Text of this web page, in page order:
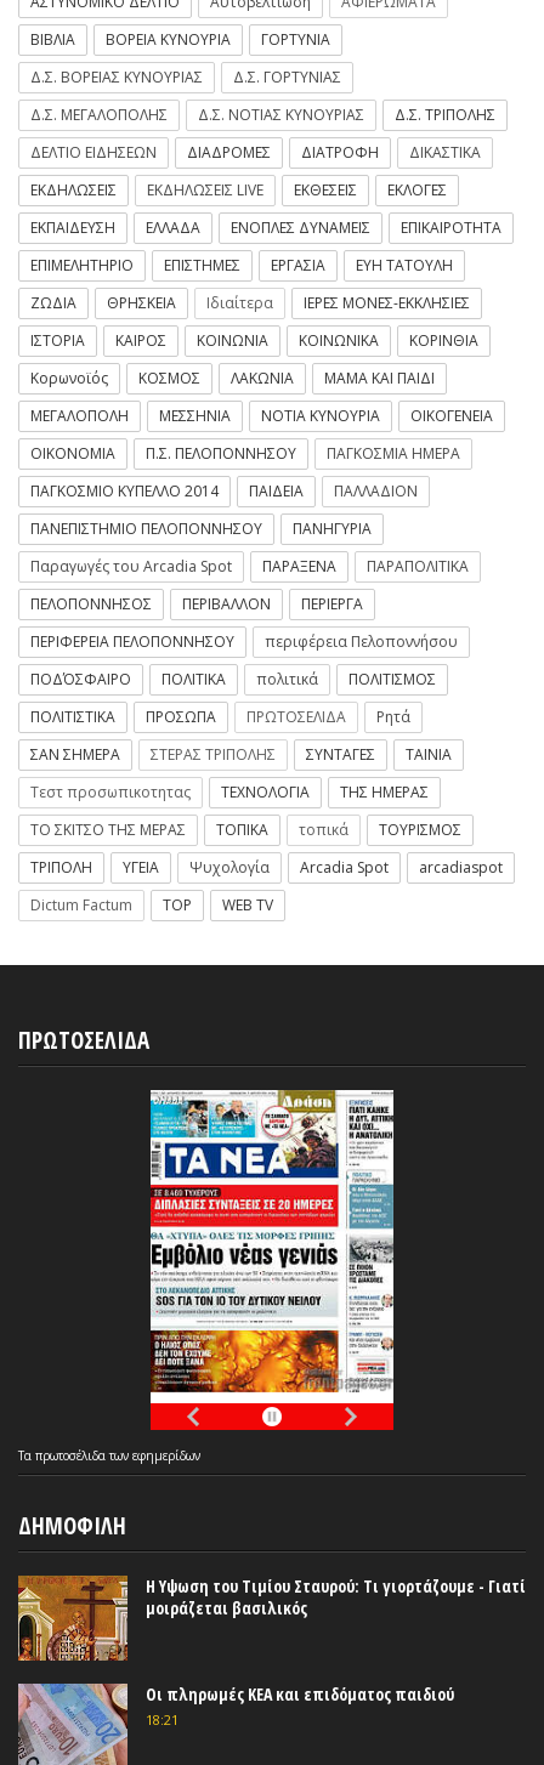
ΒΙΒΛΙΑ
ΒΟΡΕΙΑ ΚΥΝΟΥΡΙΑ
ΓΟΡΤΥΝΙΑ
Δ.Σ. ΒΟΡΕΙΑΣ ΚΥΝΟΥΡΙΑΣ
Δ.Σ. ΓΟΡΤΥΝΙΑΣ
Δ.Σ. ΜΕΓΑΛΟΠΟΛΗΣ
Δ.Σ. ΝΟΤΙΑΣ ΚΥΝΟΥΡΙΑΣ
Δ.Σ. ΤΡΙΠΟΛΗΣ
ΔΕΛΤΙΟ ΕΙΔΗΣΕΩΝ
ΔΙΑΔΡΟΜΕΣ ΔΙΑΤΡΟΦΗ
ΔΙΚΑΣΤΙΚΑ
ΕΚΔΗΛΩΣΕΙΣ
ΕΚΔΗΛΩΣΕΙΣ LIVE ΕΚΘΕΣΕΙΣ
ΕΚΛΟΓΕΣ
ΕΚΠΑΙΔΕΥΣΗ
ΕΛΛΑΔΑ ΕΝΟΠΛΕΣ ΔΥΝΑΜΕΙΣ
ΕΠΙΚΑΙΡΟΤΗΤΑ
ΕΠΙΜΕΛΗΤΗΡΙΟ
ΕΠΙΣΤΗΜΕΣ ΕΡΓΑΣΙΑ
ΕΥΗ ΤΑΤΟΥΛΗ
ΖΩΔΙΑ
ΘΡΗΣΚΕΙΑ Ιδιαίτερα
ΙΕΡΕΣ ΜΟΝΕΣ-ΕΚΚΛΗΣΙΕΣ
ΙΣΤΟΡΙΑ
ΚΑΙΡΟΣ ΚΟΙΝΩΝΙΑ ΚΟΙΝΩΝΙΚΑ
ΚΟΡΙΝΘΙΑ
Κορωνοϊός
ΚΟΣΜΟΣ ΛΑΚΩΝΙΑ
ΜΑΜΑ ΚΑΙ ΠΑΙΔΙ
ΜΕΓΑΛΟΠΟΛΗ
ΜΕΣΣΗΝΙΑ ΝΟΤΙΑ ΚΥΝΟΥΡΙΑ
ΟΙΚΟΓΕΝΕΙΑ
ΟΙΚΟΝΟΜΙΑ
Π.Σ. ΠΕΛΟΠΟΝΝΗΣΟΥ
ΠΑΓΚΟΣΜΙΑ ΗΜΕΡΑ
ΠΑΓΚΟΣΜΙΟ ΚΥΠΕΛΛΟ 2014
ΠΑΙΔΕΙΑ
ΠΑΛΛΑΔΙΟΝ
ΠΑΝΕΠΙΣΤΗΜΙΟ ΠΕΛΟΠΟΝΝΗΣΟΥ
ΠΑΝΗΓΥΡΙΑ
Παραγωγές του Arcadia Spot
ΠΑΡΑΞΕΝΑ
ΠΑΡΑΠΟΛΙΤΙΚΑ
ΠΕΛΟΠΟΝΝΗΣΟΣ
ΠΕΡΙΒΑΛΛΟΝ
ΠΕΡΙΕΡΓΑ
ΠΕΡΙΦΕΡΕΙΑ ΠΕΛΟΠΟΝΝΗΣΟΥ
περιφέρεια Πελοποννήσου
ΠΟΔΌΣΦΑΙΡΟ
ΠΟΛΙΤΙΚΑ πολιτικά
ΠΟΛΙΤΙΣΜΟΣ
ΠΟΛΙΤΙΣΤΙΚΑ
ΠΡΟΣΩΠΑ ΠΡΩΤΟΣΕΛΙΔΑ
Ρητά
ΣΑΝ ΣΗΜΕΡΑ
ΣΤΕΡΑΣ ΤΡΙΠΟΛΗΣ ΣΥΝΤΑΓΕΣ
ΤΑΙΝΙΑ
Τεστ προσωπικοτητας
ΤΕΧΝΟΛΟΓΙΑ
ΤΗΣ ΗΜΕΡΑΣ
ΤΟ ΣΚΙΤΣΟ ΤΗΣ ΜΕΡΑΣ
ΤΟΠΙΚΑ τοπικά
ΤΟΥΡΙΣΜΟΣ
ΤΡΙΠΟΛΗ
ΥΓΕΙΑ Ψυχολογία Arcadia Spot
arcadiaspot
Dictum Factum
TOP WEB TV
ΠΡΩΤΟΣΕΛΙΔΑ
Τα πρωτοσέλιδατων εφημερίδων
ΔΗΜΟΦΙΛΗ
Η Υψωση του Τιμίου Σταυρού: Τι γιορτάζουμε - Γιατί
μοιράζεται βασιλικός
Οι πληρωμές ΚΕΑ και επιδόματος παιδιού
18:21